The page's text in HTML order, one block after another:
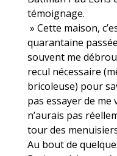
témoignage.
» Cette maison,
quarantaine
souvent me
recul nécessaire
bricoleuse) pour
pas essayer de me
n’aurais pas
tour des
Au bout de